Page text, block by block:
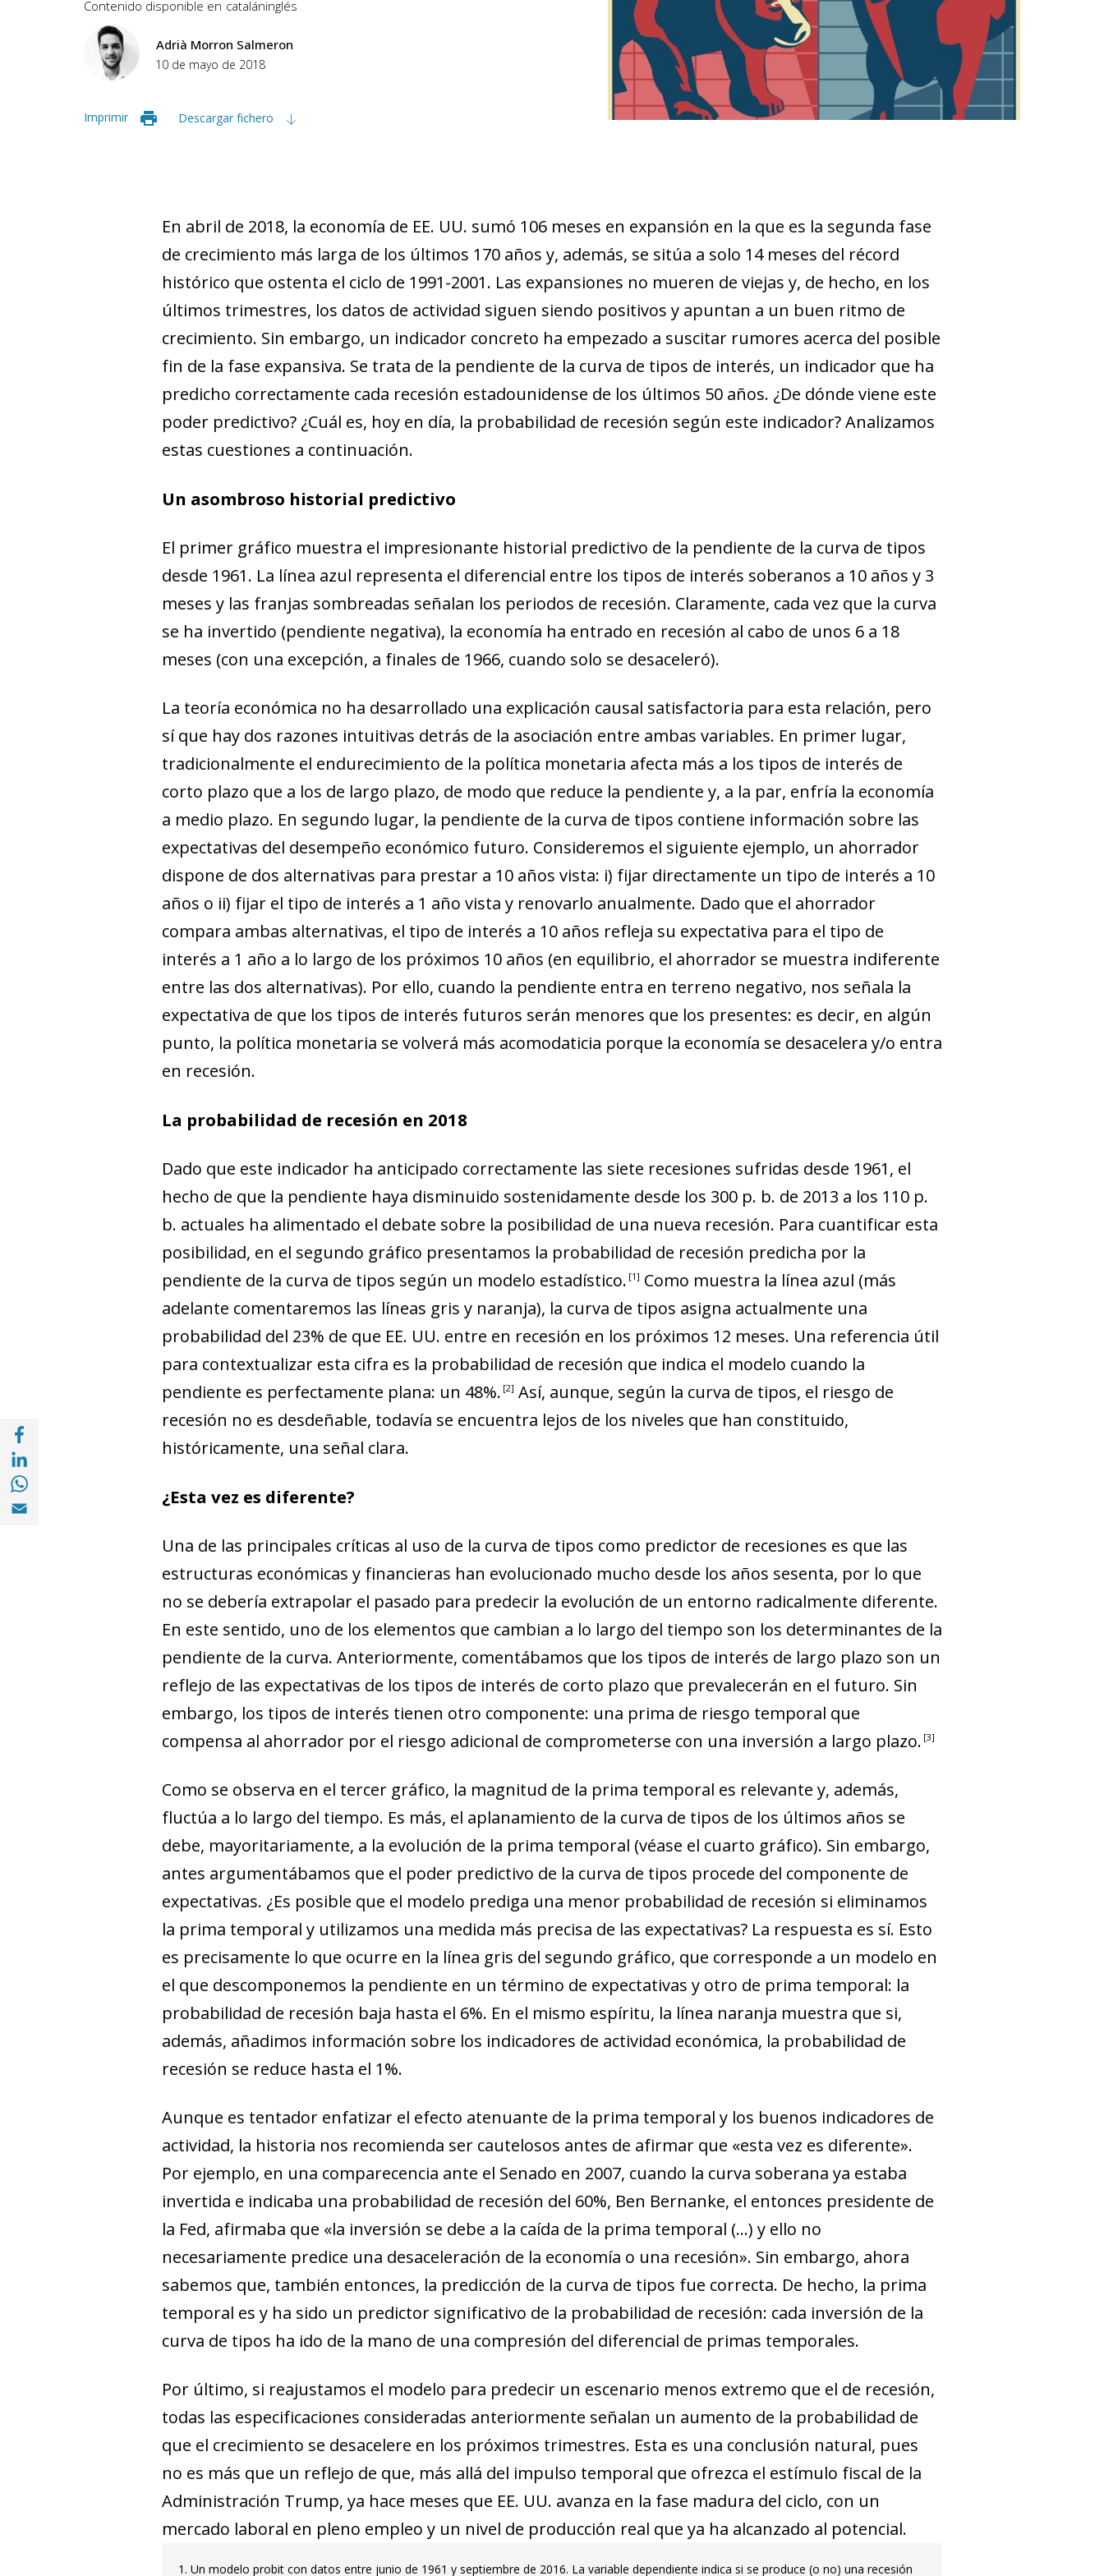
Contenido disponible en cataláninglés
Adrià Morron Salmeron
10 de mayo de 2018
Imprimir Descargar fichero
Compartir en Facebook (opens in a new window)
Compartir en with Linkedin (opens in a new window)
Compartir en Email (opens in a new window)
En abril de 2018, la economía de EE. UU. sumó 106 meses en expansión en la que es la segunda fase
de crecimiento más larga de los últimos 170 años y, además, se sitúa a solo 14 meses del récord
histórico que ostenta el ciclo de 1991-2001. Las expansiones no mueren de viejas y, de hecho, en los
últimos trimestres, los datos de actividad siguen siendo positivos y apuntan a un buen ritmo de
crecimiento. Sin embargo, un indicador concreto ha empezado a suscitar rumores acerca del posible
fin de la fase expansiva. Se trata de la pendiente de la curva de tipos de interés, un indicador que ha
predicho correctamente cada recesión estadounidense de los últimos 50 años. ¿De dónde viene este
poder predictivo? ¿Cuál es, hoy en día, la probabilidad de recesión según este indicador? Analizamos
estas cuestiones a continuación.
Un asombroso historial predictivo
El primer gráfico muestra el impresionante historial predictivo de la pendiente de la curva de tipos
desde 1961. La línea azul representa el diferencial entre los tipos de interés soberanos a 10 años y 3
meses y las franjas sombreadas señalan los periodos de recesión. Claramente, cada vez que la curva
se ha invertido (pendiente negativa), la economía ha entrado en recesión al cabo de unos 6 a 18
meses (con una excepción, a finales de 1966, cuando solo se desaceleró).
La teoría económica no ha desarrollado una explicación causal satisfactoria para esta relación, pero
sí que hay dos razones intuitivas detrás de la asociación entre ambas variables. En primer lugar,
tradicionalmente el endurecimiento de la política monetaria afecta más a los tipos de interés de
corto plazo que a los de largo plazo, de modo que reduce la pendiente y, a la par, enfría la economía
a medio plazo. En segundo lugar, la pendiente de la curva de tipos contiene información sobre las
expectativas del desempeño económico futuro. Consideremos el siguiente ejemplo, un ahorrador
dispone de dos alternativas para prestar a 10 años vista: i) fijar directamente un tipo de interés a 10
años o ii) fijar el tipo de interés a 1 año vista y renovarlo anualmente. Dado que el ahorrador
compara ambas alternativas, el tipo de interés a 10 años refleja su expectativa para el tipo de
interés a 1 año a lo largo de los próximos 10 años (en equilibrio, el ahorrador se muestra indiferente
entre las dos alternativas). Por ello, cuando la pendiente entra en terreno negativo, nos señala la
expectativa de que los tipos de interés futuros serán menores que los presentes: es decir, en algún
punto, la política monetaria se volverá más acomodaticia porque la economía se desacelera y/o entra
en recesión.
La probabilidad de recesión en 2018
Dado que este indicador ha anticipado correctamente las siete recesiones sufridas desde 1961, el
hecho de que la pendiente haya disminuido sostenidamente desde los 300 p. b. de 2013 a los 110 p.
b. actuales ha alimentado el debate sobre la posibilidad de una nueva recesión. Para cuantificar esta
posibilidad, en el segundo gráfico presentamos la probabilidad de recesión predicha por la
pendiente de la curva de tipos según un modelo estadístico. 1
Como muestra la línea azul (más
adelante comentaremos las líneas gris y naranja), la curva de tipos asigna actualmente una
probabilidad del 23% de que EE. UU. entre en recesión en los próximos 12 meses. Una referencia útil
para contextualizar esta cifra es la probabilidad de recesión que indica el modelo cuando la
pendiente es perfectamente plana: un 48%. 2 Así, aunque, según la curva de tipos, el riesgo de
recesión no es desdeñable, todavía se encuentra lejos de los niveles que han constituido,
históricamente, una señal clara.
¿Esta vez es diferente?
Una de las principales críticas al uso de la curva de tipos como predictor de recesiones es que las
estructuras económicas y financieras han evolucionado mucho desde los años sesenta, por lo que
no se debería extrapolar el pasado para predecir la evolución de un entorno radicalmente diferente.
En este sentido, uno de los elementos que cambian a lo largo del tiempo son los determinantes de la
pendiente de la curva. Anteriormente, comentábamos que los tipos de interés de largo plazo son un
reflejo de las expectativas de los tipos de interés de corto plazo que prevalecerán en el futuro. Sin
embargo, los tipos de interés tienen otro componente: una prima de riesgo temporal que
compensa al ahorrador por el riesgo adicional de comprometerse con una inversión a largo plazo. 3
Como se observa en el tercer gráfico, la magnitud de la prima temporal es relevante y, además,
fluctúa a lo largo del tiempo. Es más, el aplanamiento de la curva de tipos de los últimos años se
debe, mayoritariamente, a la evolución de la prima temporal (véase el cuarto gráfico). Sin embargo,
antes argumentábamos que el poder predictivo de la curva de tipos procede del componente de
expectativas. ¿Es posible que el modelo prediga una menor probabilidad de recesión si eliminamos
la prima temporal y utilizamos una medida más precisa de las expectativas? La respuesta es sí. Esto
es precisamente lo que ocurre en la línea gris del segundo gráfico, que corresponde a un modelo en
el que descomponemos la pendiente en un término de expectativas y otro de prima temporal: la
probabilidad de recesión baja hasta el 6%. En el mismo espíritu, la línea naranja muestra que si,
además, añadimos información sobre los indicadores de actividad económica, la probabilidad de
recesión se reduce hasta el 1%.
Aunque es tentador enfatizar el efecto atenuante de la prima temporal y los buenos indicadores de
actividad, la historia nos recomienda ser cautelosos antes de afirmar que «esta vez es diferente».
Por ejemplo, en una comparecencia ante el Senado en 2007, cuando la curva soberana ya estaba
invertida e indicaba una probabilidad de recesión del 60%, Ben Bernanke, el entonces presidente de
la Fed, afirmaba que «la inversión se debe a la caída de la prima temporal (...) y ello no
necesariamente predice una desaceleración de la economía o una recesión». Sin embargo, ahora
sabemos que, también entonces, la predicción de la curva de tipos fue correcta. De hecho, la prima
temporal es y ha sido un predictor significativo de la probabilidad de recesión: cada inversión de la
curva de tipos ha ido de la mano de una compresión del diferencial de primas temporales.
Por último, si reajustamos el modelo para predecir un escenario menos extremo que el de recesión,
todas las especificaciones consideradas anteriormente señalan un aumento de la probabilidad de
que el crecimiento se desacelere en los próximos trimestres. Esta es una conclusión natural, pues
no es más que un reflejo de que, más allá del impulso temporal que ofrezca el estímulo fiscal de la
Administración Trump, ya hace meses que EE. UU. avanza en la fase madura del ciclo, con un
mercado laboral en pleno empleo y un nivel de producción real que ya ha alcanzado al potencial.
1. Un modelo probit con datos entre junio de 1961 y septiembre de 2016. La variable dependiente indica si se produce (o no) una recesión